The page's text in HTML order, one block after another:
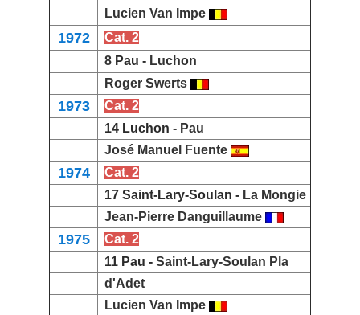
Lucien Van Impe
1972
Cat. 2
8 Pau - Luchon
Roger Swerts
1973
Cat. 2
14 Luchon - Pau
José Manuel Fuente
1974
Cat. 2
17 Saint-Lary-Soulan - La Mongie
Jean-Pierre Danguillaume
1975
Cat. 2
11 Pau - Saint-Lary-Soulan Pla
d'Adet
Lucien Van Impe